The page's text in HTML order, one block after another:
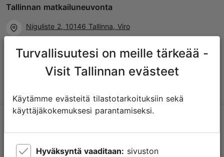
Tallinnan matkailuneuvonta
Niguliste 2, 10146 Tallinna, Viro
+372 645 7777
info@visittallinn.ee
Turvallisuutesi on meille tärkeää -
Visit Tallinnan evästeet
Käytämme evästeitä tilastotarkoituksiin sekä
käyttäjäkokemuksesi parantamiseksi.
Hyväksyntä vaaditaan: